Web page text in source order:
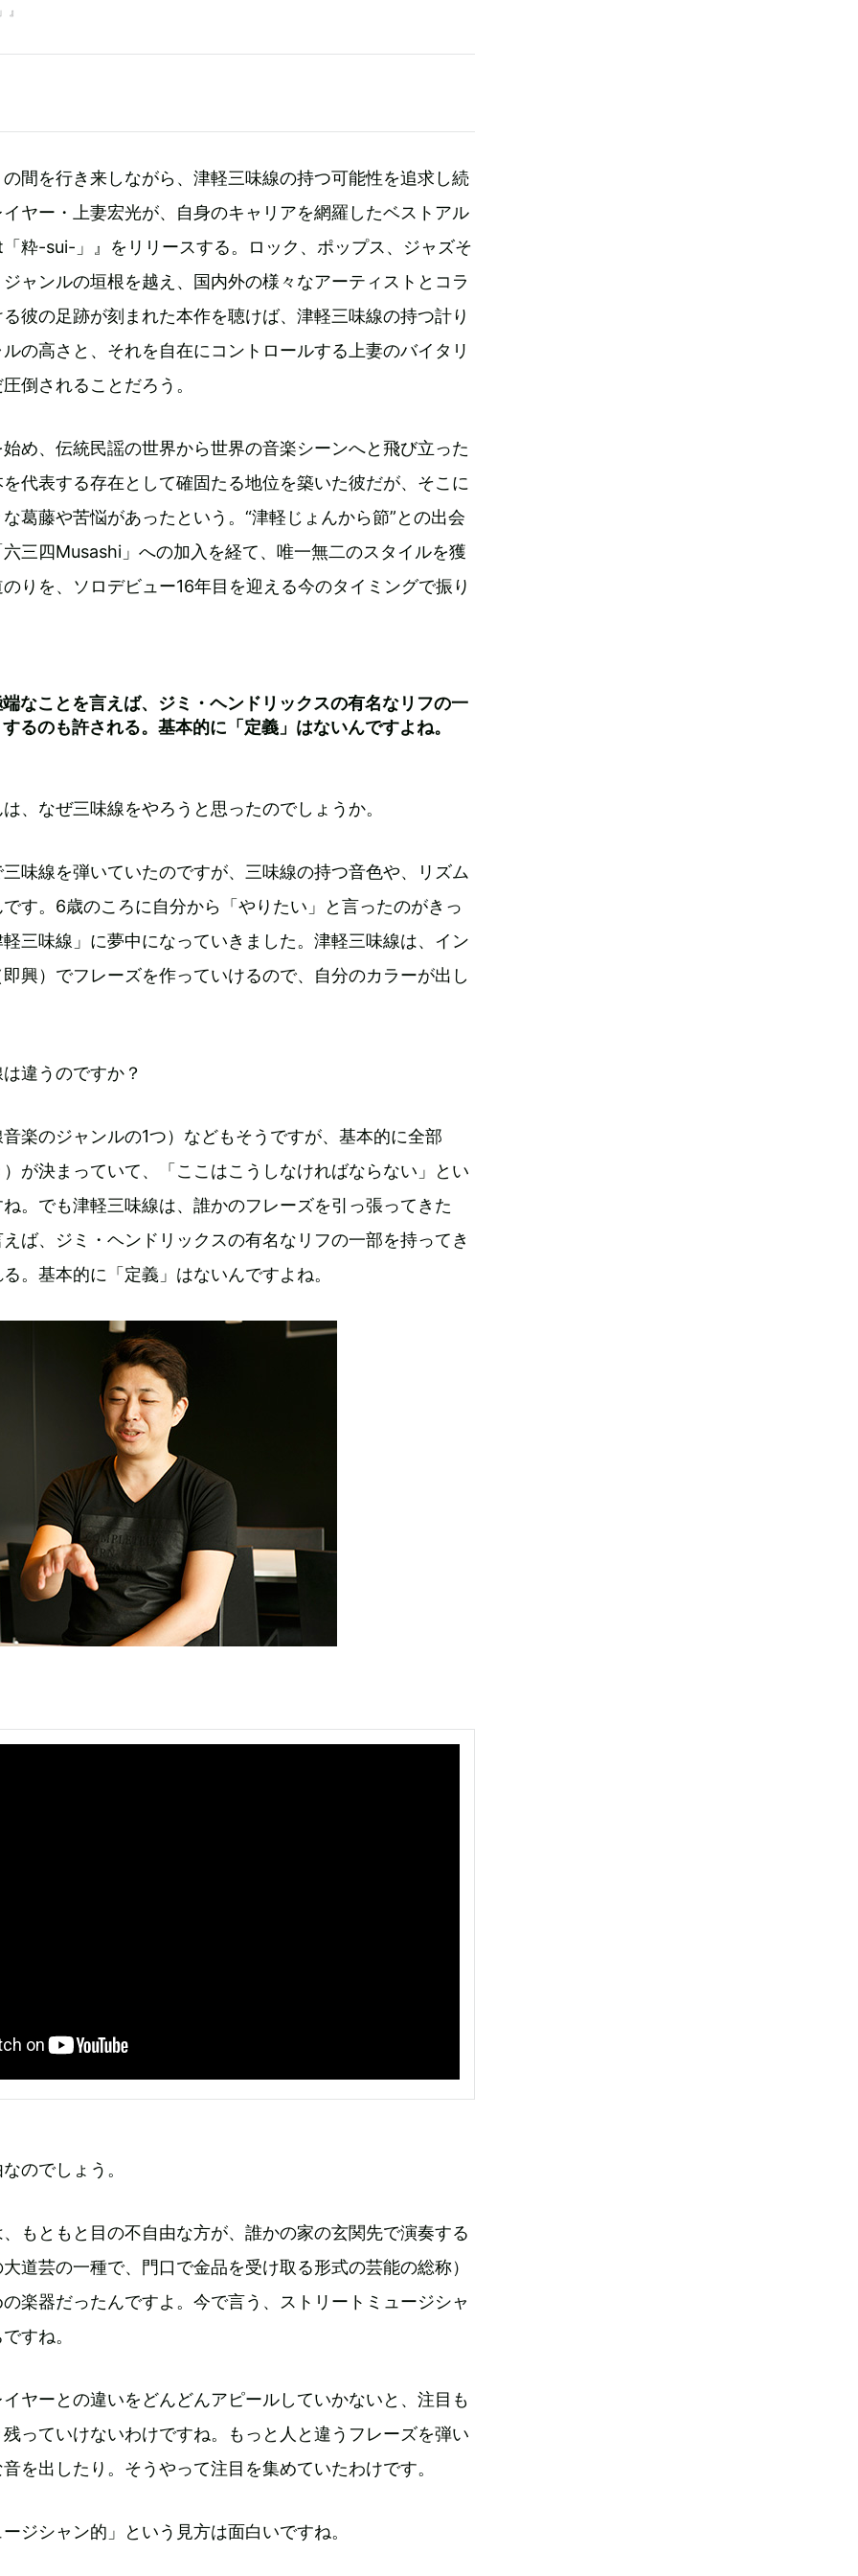
間を行き来しながら、津軽三味線の持つ可能性を追求し続
ヤー・上妻宏光が、自身のキャリアを網羅したベストアル
粋-sui-」』をリリースする。ロック、ポップス、ジャズそ
ャンルの垣根を越え、国内外の様々なアーティストとコラ
彼の足跡が刻まれた本作を聴けば、津軽三味線の持つ計り
の高さと、それを自在にコントロールする上妻のバイタリ
倒されることだろう。
め、伝統民謡の世界から世界の音楽シーンへと飛び立った
代表する存在として確固たる地位を築いた彼だが、そこに
葛藤や苦悩があったという。“津軽じょんから節”との出会
三四Musashi」への加入を経て、唯一無二のスタイルを獲
りを、ソロデビュー16年目を迎える今のタイミングで振り
なことを言えば、ジミ・ヘンドリックスの有名なリフの一
るのも許される。基本的に「定義」はないんですよね。
、なぜ三味線をやろうと思ったのでしょうか。
味線を弾いていたのですが、三味線の持つ音色や、リズム
す。6歳のころに自分から「やりたい」と言ったのがきっ
三味線」に夢中になっていきました。津軽三味線は、イン
興）でフレーズを作っていけるので、自分のカラーが出し
違うのですか？
楽のジャンルの1つ）などもそうですが、基本的に全部
が決まっていて、「ここはこうしなければならない」とい
。でも津軽三味線は、誰かのフレーズを引っ張ってきた
ば、ジミ・ヘンドリックスの有名なリフの一部を持ってき
。基本的に「定義」はないんですよね。
のでしょう。
もともと目の不自由な方が、誰かの家の玄関先で演奏する
道芸の一種で、門口で金品を受け取る形式の芸能の総称）
楽器だったんですよ。今で言う、ストリートミュージシャ
すね。
ヤーとの違いをどんどんアピールしていかないと、注目も
っていけないわけですね。もっと人と違うフレーズを弾い
を出したり。そうやって注目を集めていたわけです。
ジシャン的」という見方は面白いですね。